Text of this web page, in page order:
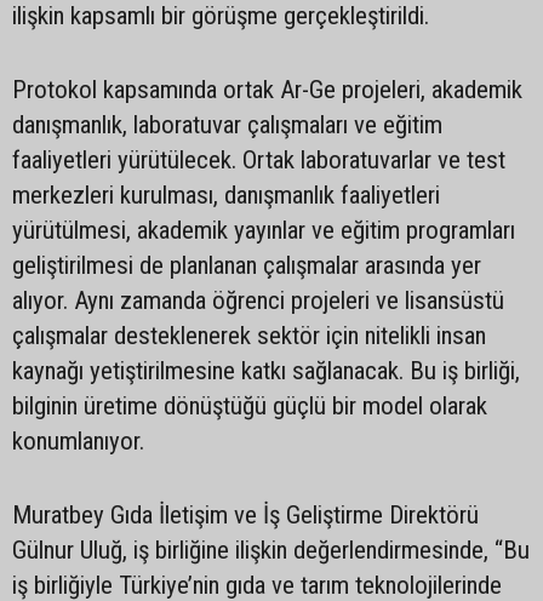
ilişkin kapsamlı bir görüşme gerçekleştirildi.
Protokol kapsamında ortak Ar-Ge projeleri, akademik
danışmanlık, laboratuvar çalışmaları ve eğitim
faaliyetleri yürütülecek. Ortak laboratuvarlar ve test
merkezleri kurulması, danışmanlık faaliyetleri
yürütülmesi, akademik yayınlar ve eğitim programları
geliştirilmesi de planlanan çalışmalar arasında yer
alıyor. Aynı zamanda öğrenci projeleri ve lisansüstü
çalışmalar desteklenerek sektör için nitelikli insan
kaynağı yetiştirilmesine katkı sağlanacak. Bu iş birliği,
bilginin üretime dönüştüğü güçlü bir model olarak
konumlanıyor.
Muratbey Gıda İletişim ve İş Geliştirme Direktörü
Gülnur Uluğ, iş birliğine ilişkin değerlendirmesinde, “Bu
iş birliğiyle Türkiye’nin gıda ve tarım teknolojilerinde